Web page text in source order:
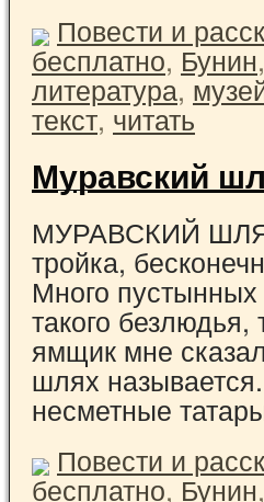
Повести и
бесплатно,Бунин
литература,
текст,читать
Муравский
МУРАВСКИЙ
тройка,
Много
такого
ямщик мне
шлях
несметные
Повести и
бесплатно,Бунин